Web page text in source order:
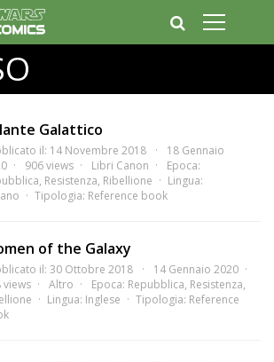
Galattico
il: 14 Novembre 2018
18 Gennaio
906 views Libri Canon
Epoca:
, Resistenza, Ribellione
Lingua:
Tipologia: Reference book
of the Galaxy
il: 30 Ottobre 2018
14 Gennaio 2020
views
Altro Epoca: Repubblica, Resistenza,
Lingua: Inglese Tipologia: Reference